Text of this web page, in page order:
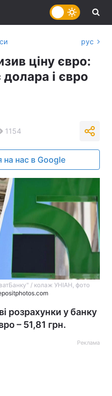
рус
ціну євро:
і євро
1154
на нас в Google
/ колаж УНІАН, фото
розрахунки у банку
– 51,81 грн.
Реклама